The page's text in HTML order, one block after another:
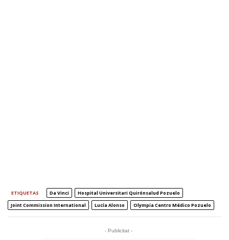
ETIQUETAS Da Vinci
Hospital Universitari Quirónsalud Pozuelo
Joint Commission International
Lucía Alonso Olympia Centro Médico Pozuelo
- Publicitat -